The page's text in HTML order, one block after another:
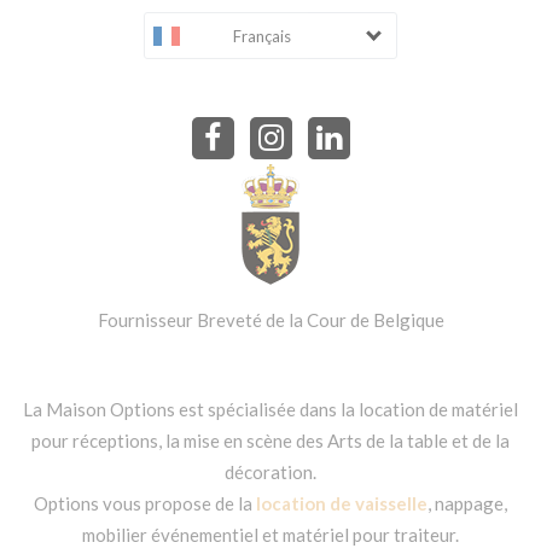
Français
Fournisseur Breveté de la Cour de Belgique
La Maison Options est spécialisée dans la location de matériel
pour réceptions, la mise en scène des Arts de la table et de la
décoration.
Options vous propose de la location de vaisselle, nappage,
mobilier événementiel et matériel pour traiteur.